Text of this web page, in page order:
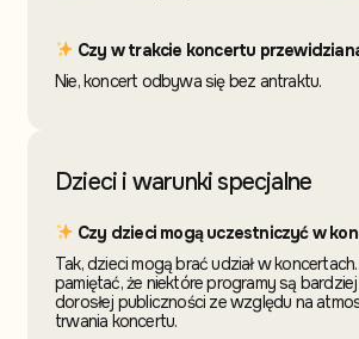
Czy w trakcie koncertu
Nie, koncert odbywa się bez antraktu.
Dzieci i warunki specjalne
Czy dzieci mogą uczestniczyć w
Tak, dzieci mogą brać udział w
pamiętać, że niektóre programy są
dorosłej publiczności ze względu na
trwania koncertu.